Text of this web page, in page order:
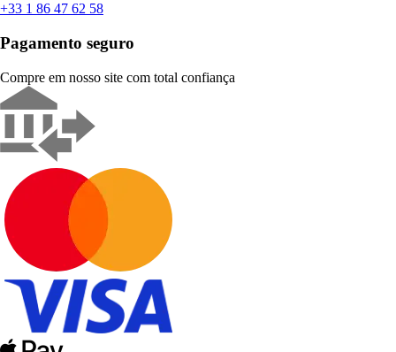
+33 1 86 47 62 58
Pagamento seguro
Compre em nosso site com total confiança